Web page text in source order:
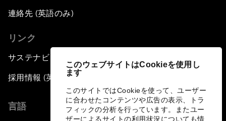
このウェブサイトはCookieを使用し
ます
このサイトではCookieを使って、ユーザー
に合わせたコンテンツや広告の表示、トラ
フィックの分析を行っています。またユー
ザーによるサイトの利用状況についても情
連絡先 (英語のみ)
リンク
サステナビリティへの取り組み
採用情報 (英語のみ)
言語